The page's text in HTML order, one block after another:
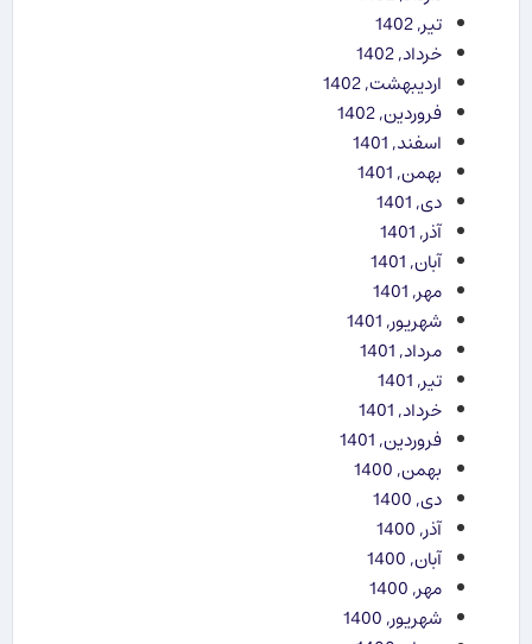
تیر, 1402
خرداد, 1402
اردیبهشت, 1402
فروردین, 1402
اسفند, 1401
بهمن, 1401
دی, 1401
آذر, 1401
آبان, 1401
مهر, 1401
شهریور, 1401
مرداد, 1401
تیر, 1401
خرداد, 1401
فروردین, 1401
بهمن, 1400
دی, 1400
آذر, 1400
آبان, 1400
مهر, 1400
شهریور, 1400